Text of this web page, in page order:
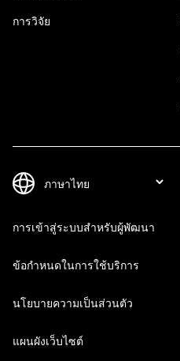
การวิจัย
การเข้าสู่ระบบสำหรับผู้พัฒนา
ข้อกำหนดในการใช้บริการ
นโยบายความเป็นส่วนตัว
แผนผังเว็บไซต์